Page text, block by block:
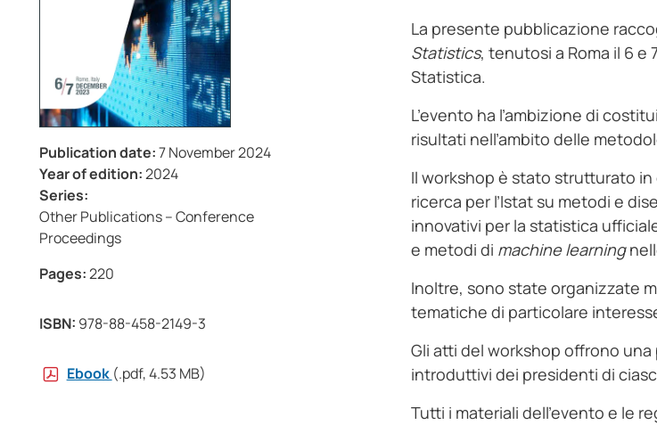
Publication date:7 November 2024
Year of edition:2024
Series:
Other Publications – Conference
Proceedings
Pages:220
ISBN: 978-88-458-2149-3
Ebook (.pdf, 4.53 MB)
La presente pubblicazione
Statistics, tenutosi a Roma il 6 e
Statistica.
L’evento ha l’ambizione di
risultati nell’ambito delle
Il workshop è stato strutturato
ricerca per l’Istat su metodi e
innovativi per la statistica
e metodi di machine learning
Inoltre, sono state organizzate
tematiche di particolare
Gli atti del workshop offrono
introduttivi dei presidenti di
Tutti i materiali dell’evento e le